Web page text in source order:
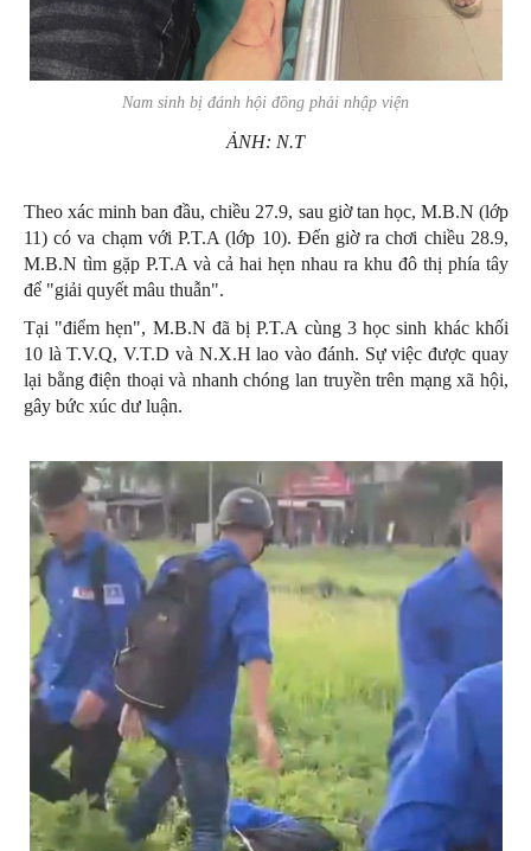
Nam sinh bị đánh hội đồng phải nhập viện
ẢNH: N.T
Theo xác minh ban đầu, chiều 27.9, sau giờ tan học, M.B.N (lớp
11) có va chạm với P.T.A (lớp 10). Đến giờ ra chơi chiều 28.9,
M.B.N tìm gặp P.T.A và cả hai hẹn nhau ra khu đô thị phía tây
để "giải quyết mâu thuẫn".
Tại "điểm hẹn", M.B.N đã bị P.T.A cùng 3 học sinh khác khối
10 là T.V.Q, V.T.D và N.X.H lao vào đánh. Sự việc được quay
lại bằng điện thoại và nhanh chóng lan truyền trên mạng xã hội,
gây bức xúc dư luận.